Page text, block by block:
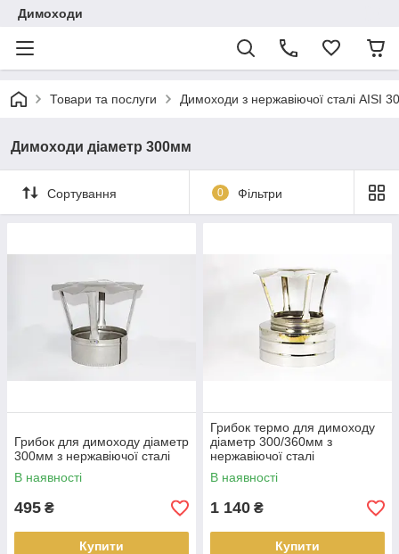
Димоходи
Товари та послуги Димоходи з нержавіючої сталі
Димоходи діаметр 300мм
Сортування 0 Фільтри
Грибок для димоходу діаметр
300мм з нержавіючої сталі
В наявності
495 ₴
Купити
Грибок термо для димоходу
діаметр 300/360мм з
нержавіючої сталі
В наявності
1 140 ₴
Купити